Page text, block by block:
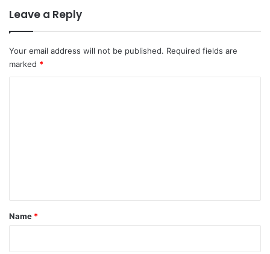
Leave a Reply
Your email address will not be published. Required fields are
marked *
*
Name *